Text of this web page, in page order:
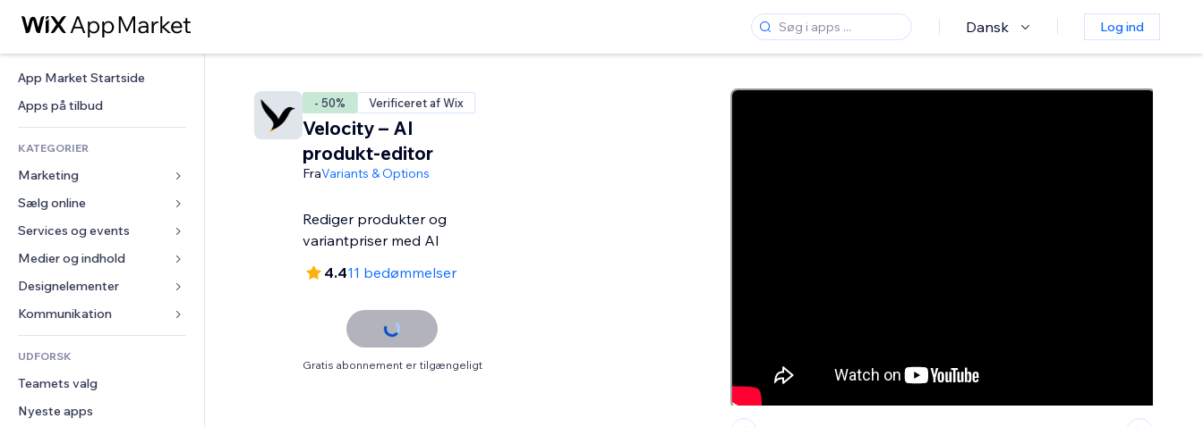
Dansk Log ind
App Market Startside
Apps på tilbud
KATEGORIER
Marketing
Annoncer
Mobil
Statistikker
Hjemmesideregister
E-mail
Sælg online
Apps til Webshops
Forsendelse og levering
Sælg-knapper
Bogføring
Kuponer og loyalitet
Lagerløsninger
Services og events
Hoteller
Events
Restauranter
Ejendomshandel
Bookinger
Medier og indhold
Galleri
Musik
Podcasts
Fotografi
Video
PDF
Designelementer
Kort og Navigation
Privatliv & Sikkerhed
Ur
Sideskabeloner
Billedeffekter
Formularer
Meningsmålinger
Chat
UDFORSK
Teamets valg
Nyeste apps
- 50% Verificeret af Wix
Velocity – AI
produkt-editor
FraVariants & Options
Rediger produkter og
variantpriser med AI
4.411 bedømmelser
Gratis abonnement er tilgængeligt